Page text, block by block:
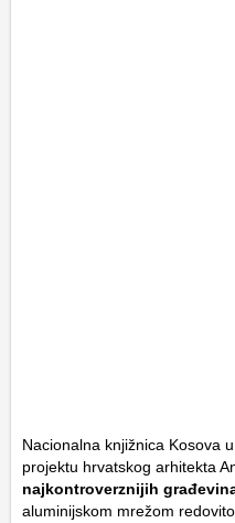
Nacionalna knjižnica Kosova
projektu hrvatskog arhitekta
najkontroverznijih
aluminijskom mrežom